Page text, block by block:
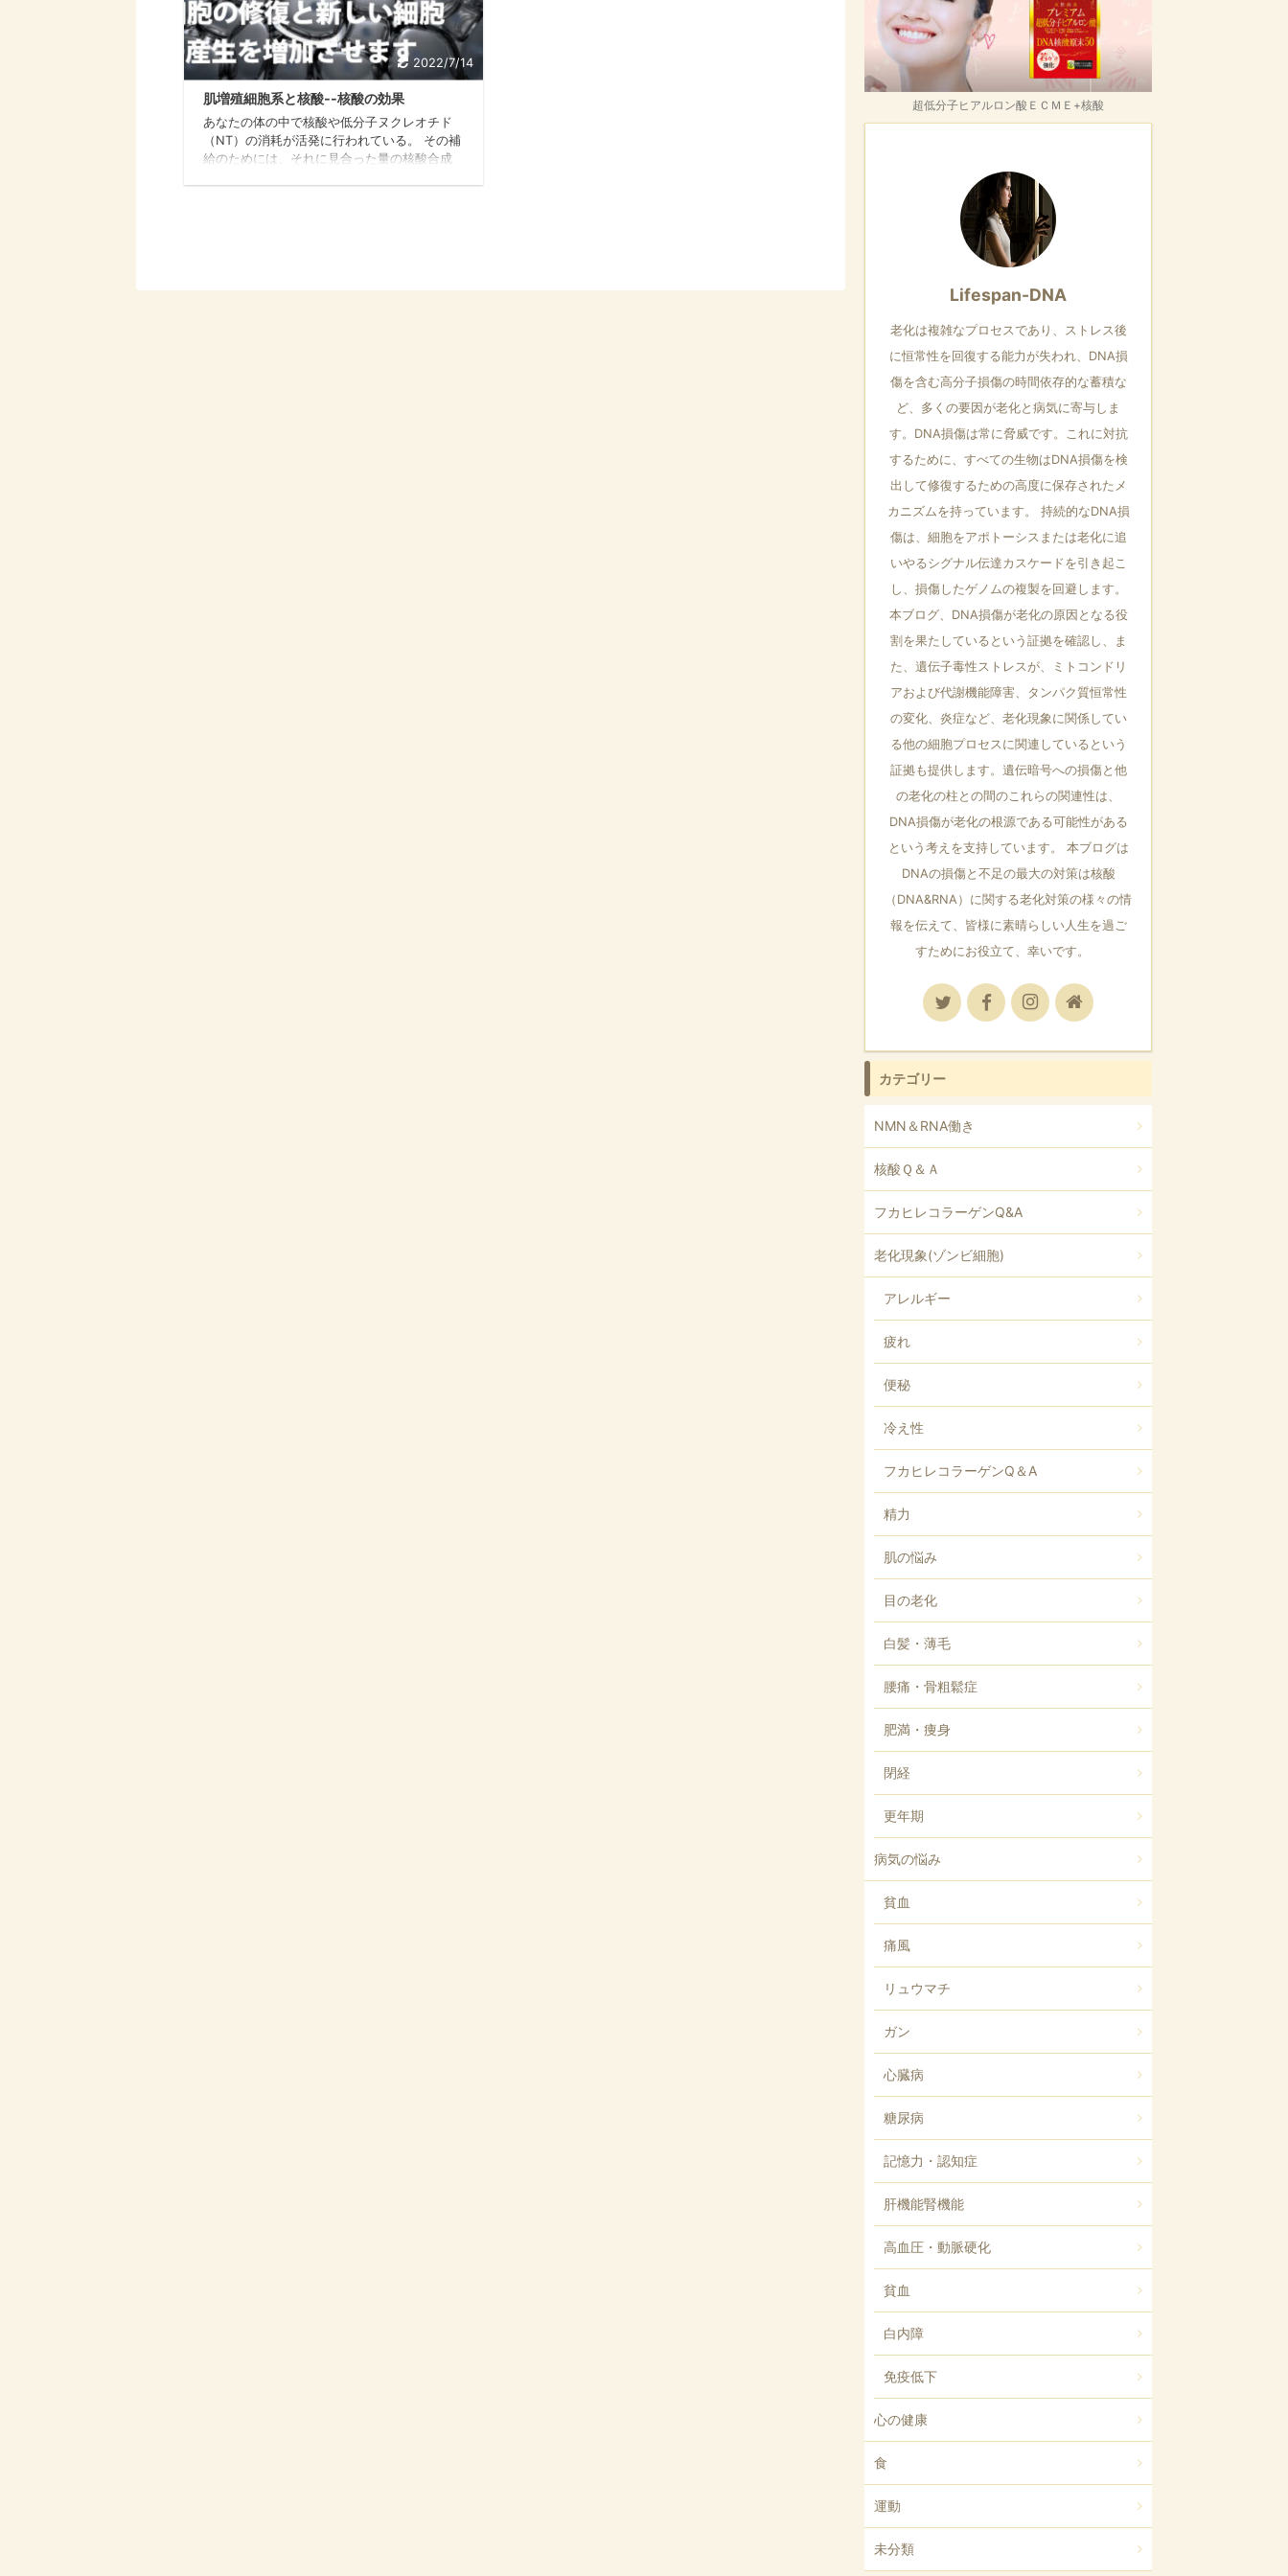
2022/7/14
肌増殖細胞系と核酸--核酸の効果
あなたの体の中で核酸や低分子ヌクレオチド
（NT）の消耗が活発に行われている。 その補
給のためには、それに見合った量の核酸合成
超低分子ヒアルロン酸ＥＣＭＥ+核酸
Lifespan-DNA
老化は複雑なプロセスであり、ストレス後
に恒常性を回復する能力が失われ、DNA損
傷を含む高分子損傷の時間依存的な蓄積な
ど、多くの要因が老化と病気に寄与しま
す。DNA損傷は常に脅威です。これに対抗
するために、すべての生物はDNA損傷を検
出して修復するための高度に保存されたメ
カニズムを持っています。 持続的なDNA損
傷は、細胞をアポトーシスまたは老化に追
いやるシグナル伝達カスケードを引き起こ
し、損傷したゲノムの複製を回避します。
本ブログ、DNA損傷が老化の原因となる役
割を果たしているという証拠を確認し、ま
た、遺伝子毒性ストレスが、ミトコンドリ
アおよび代謝機能障害、タンパク質恒常性
の変化、炎症など、老化現象に関係してい
る他の細胞プロセスに関連しているという
証拠も提供します。遺伝暗号への損傷と他
の老化の柱との間のこれらの関連性は、
DNA損傷が老化の根源である可能性がある
という考えを支持しています。 本ブログは
DNAの損傷と不足の最大の対策は核酸
（DNA&RNA）に関する老化対策の様々の情
報を伝えて、皆様に素晴らしい人生を過ご
すためにお役立て、幸いです。
カテゴリー
NMN＆RNA働き
核酸Ｑ＆Ａ
フカヒレコラーゲンQ&A
老化現象(ゾンビ細胞)
アレルギー
疲れ
便秘
冷え性
フカヒレコラーゲンQ＆A
精力
肌の悩み
目の老化
白髪・薄毛
腰痛・骨粗鬆症
肥満・痩身
閉経
更年期
病気の悩み
貧血
痛風
リュウマチ
ガン
心臓病
糖尿病
記憶力・認知症
肝機能腎機能
高血圧・動脈硬化
貧血
白内障
免疫低下
心の健康
食
運動
未分類